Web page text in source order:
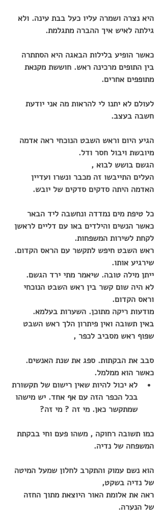
היא נצרה ושמרה עליו כעל בבת עינה. ולא
גילתה לאיש איך ההברה מתגלמת.
כאשר הופיע בלילות הבאגה היא הסתתרה
בין התופים מרכינה ראש. חוששת מקנאת
מתופפים אחרים.
לעולם לא יתנו לי להראות מה אני יודעת
חשבה בעצב.
הגיע היום וראש השבט הנוכחי ראה אדמה
מיובשת ויבול חסר ודל.
הגשם בושש לבוא ,
העלים התייבשו זה מכבר ונשרו ועדיין
האדמה היתה סדקים סדקים של יובש.
כל טיפת מים נמדדה ונחשבה ליד הבאר
כאשר הנשים והילדים באו עם דליים לראשן
לקחת לשירות המשפחות.
ראש השבט חיפש לתקשר עם הראס הקדום.
שירגיע אותו.
ייתן מילה טובה. שיאמר מתי ירד הגשם.
לא היה שום קשר בין ראש השבט הנוכחי
וראס הקדום.
מודעות ריקה מתוכן. השערות בעלמא.
באין תשובה ואין פיתרון הלך ראש השבט
שפוף ראש מסביב לכפר ,
סבב את הבקתות. ספג את שנת האנשים.
כאשר הוא ממלמל.
לא יכול להיות שאין רישום של תקשורת
בכל הכפר הזה עם אף אחד. יש מישהו
שמתקשר כאן. מי זה ? מי זה?
כמו תשובה רחוקה , משהו פעם וחי בבקתת
המשפחה של נדיה.
הוא נשם עמוק והתקרב לחלון שמעל המיטה
של נדיה בשקט,
ראה את אלומת האור היוצאת מתוך החזה
של הנערה.